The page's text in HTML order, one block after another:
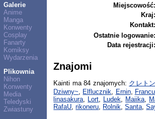
Galerie
Anime
Manga
Konwenty
Cosplay
Fanarty
Komiksy
Wydarzenia
Plikownia
Nihon
Konwenty
Media
Teledyski
Zwiastuny
Miejscowość:
Kraj:
Kontakt:
Ostatnie logowanie:
Data rejestracji:
Znajomi
Kainti ma 84 znajomych: クレトン
Dziwny~, Elflucznik, Ernin,
linasakura, Lort, Ludek, Maiika,
RafaU,rikoneru, Rolnik,Santa,